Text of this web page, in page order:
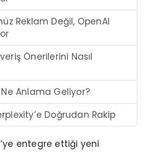
Reklam Değil, OpenAI
Önerilerini Nasıl
Anlama Geliyor?
Doğrudan Rakip
entegre ettiği yeni